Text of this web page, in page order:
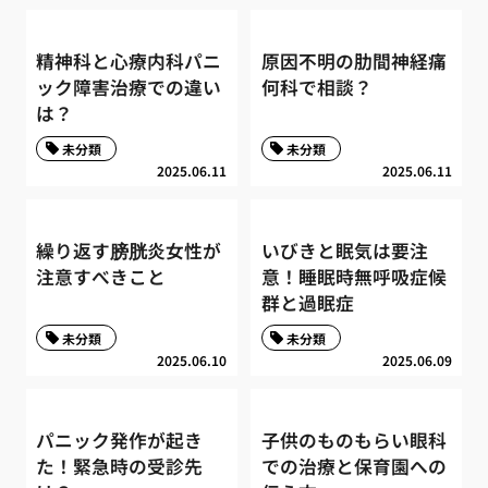
精神科と心療内科パニ
ック障害治療での違い
は？
2025.06.11
未分類
原因不明の肋間神経痛
何科で相談？
2025.06.11
未分類
繰り返す膀胱炎女性が
注意すべきこと
2025.06.10
未分類
いびきと眠気は要注
意！睡眠時無呼吸症候
群と過眠症
2025.06.09
未分類
パニック発作が起き
た！緊急時の受診先
子供のものもらい眼科
での治療と保育園への